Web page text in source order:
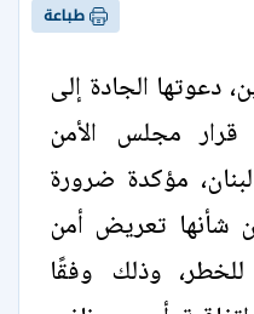
طباعة
دعوتها الجادة إلى
قرار مجلس الأمن
1701 فى لبنان، مؤكدة ضرورة
شأنها تعريض أمن
وذلك وفقًا